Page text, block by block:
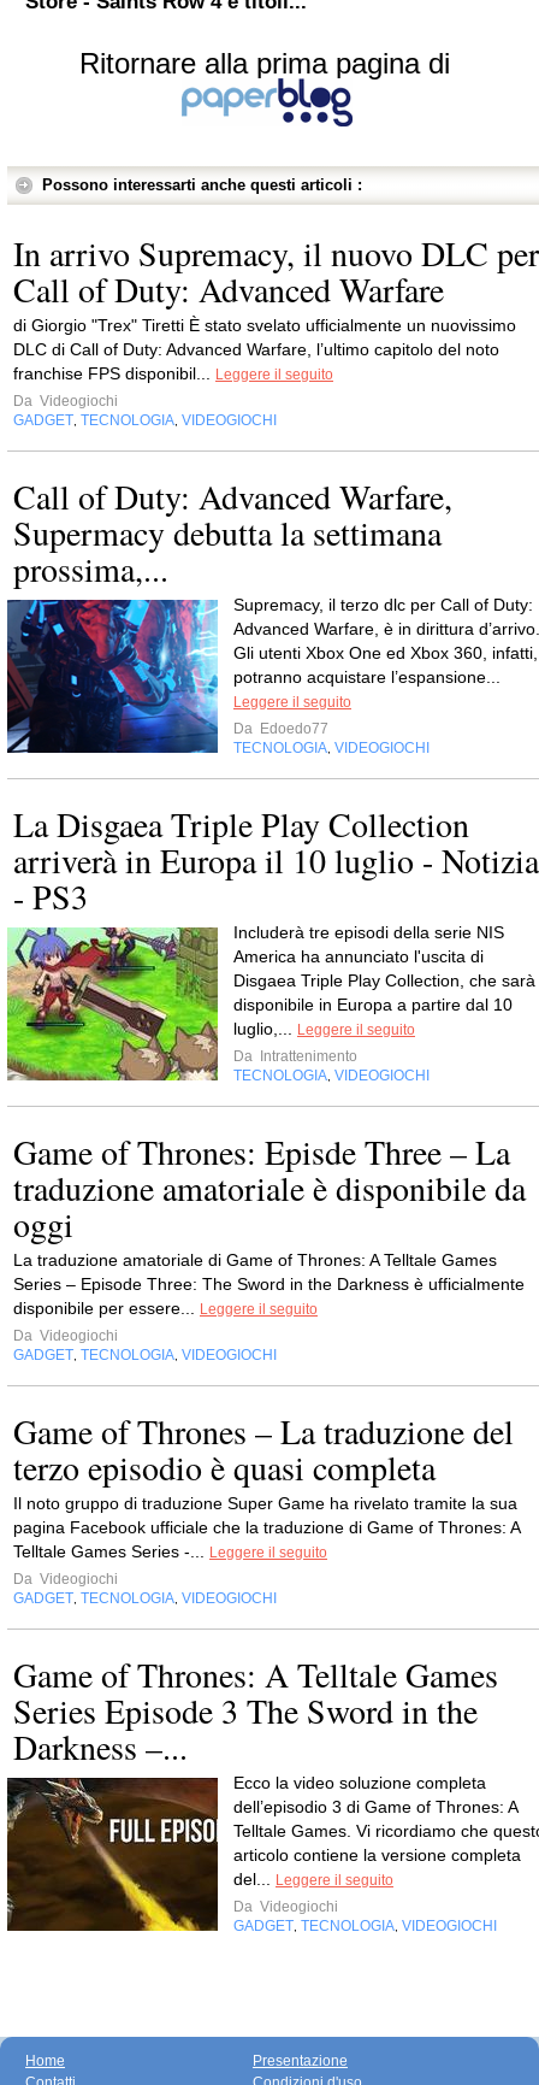
Ritornare alla prima pagina di
Possono interessarti anche questi articoli :
In arrivo Supremacy, il nuovo DLC per
Call of Duty: Advanced Warfare
di Giorgio "Trex" Tiretti È stato svelato ufficialmente un nuovissimo
DLC di Call of Duty: Advanced Warfare, l’ultimo capitolo del noto
franchise FPS disponibil...
Leggere il seguito
Da Videogiochi
GADGET TECNOLOGIA VIDEOGIOCHI
Call of Duty: Advanced Warfare,
Supermacy debutta la settimana
prossima,...
Supremacy, il terzo dlc per Call of Duty:
Advanced Warfare, è in dirittura d’arrivo.
Gli utenti Xbox One ed Xbox 360, infatti,
potranno acquistare l’espansione...
Leggere il seguito
Da Edoedo77
TECNOLOGIA VIDEOGIOCHI
La Disgaea Triple Play Collection
arriverà in Europa il 10 luglio - Notizia
- PS3
Includerà tre episodi della serie NIS
America ha annunciato l'uscita di
Disgaea Triple Play Collection, che sarà
disponibile in Europa a partire dal 10
luglio,...
Leggere il seguito
Da Intrattenimento
TECNOLOGIA VIDEOGIOCHI
Game of Thrones: Episde Three – La
traduzione amatoriale è disponibile da
oggi
La traduzione amatoriale di Game of Thrones: A Telltale Games
Series – Episode Three: The Sword in the Darkness è ufficialmente
disponibile per essere...
Leggere il seguito
Da Videogiochi
GADGET TECNOLOGIA VIDEOGIOCHI
Game of Thrones – La traduzione del
terzo episodio è quasi completa
Il noto gruppo di traduzione Super Game ha rivelato tramite la sua
pagina Facebook ufficiale che la traduzione di Game of Thrones: A
Telltale Games Series -...
Leggere il seguito
Da Videogiochi
GADGET TECNOLOGIA VIDEOGIOCHI
Game of Thrones: A Telltale Games
Series Episode 3 The Sword in the
Darkness –...
Ecco la video soluzione completa
dell’episodio 3 di Game of Thrones: A
Telltale Games. Vi ricordiamo che
articolo contiene la versione completa
del...
Leggere il seguito
Da Videogiochi
GADGET TECNOLOGIA VIDEOGIOCHI
Home
Presentazione